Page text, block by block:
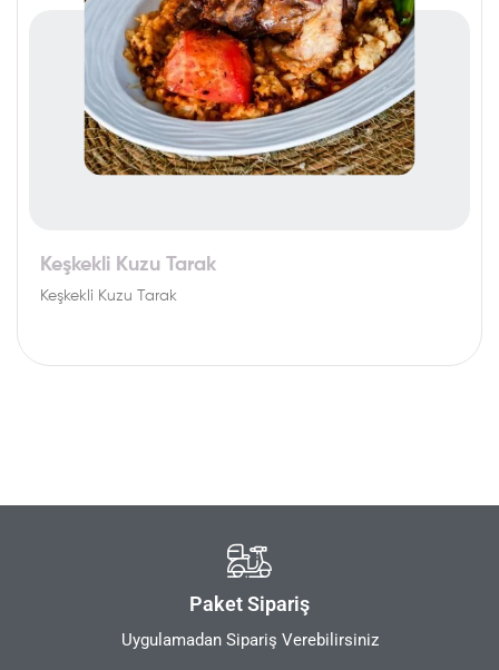
Keşkekli Kuzu Tarak
Keşkekli Kuzu Tarak
Paket Sipariş
Uygulamadan Sipariş Verebilirsiniz